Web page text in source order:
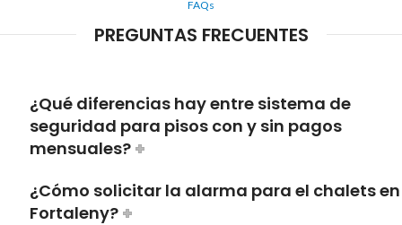
FAQs
PREGUNTAS FRECUENTES
¿Qué diferencias hay entre sistema de
seguridad para pisos con y sin pagos
mensuales?
¿Cómo solicitar la alarma para el chalets en
Fortaleny?